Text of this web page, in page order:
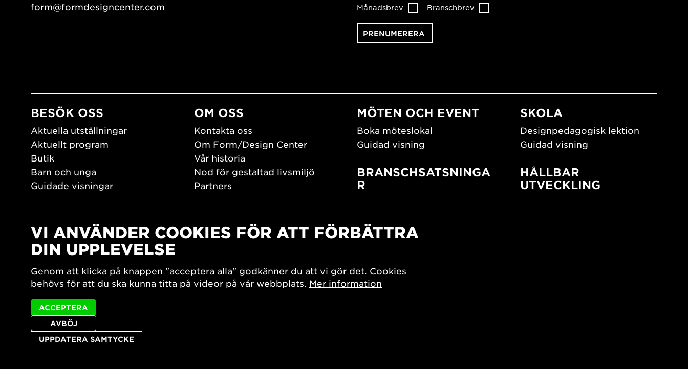
form@formdesigncenter.com
Månadsbrev Branschbrev
BESÖK OSS
Aktuella utställningar
Aktuellt program
Butik
Barn och unga
Guidade visningar
Öppettider
OM OSS
Kontakta oss
Om Form/Design Center
Vår historia
Nod för gestaltad livsmiljö
Partners
PLAY
Filmarkiv
MÖTEN OCH EVENT
Boka möteslokal
Guidad visning
BRANSCHSATSNINGA
R
Southern Sweden Design
Arkitekturdagarna
7x Konsthantverk
SKOLA
Designpedagogisk lektion
Guidad visning
HÅLLBAR
UTVECKLING
VI ANVÄNDER COOKIES FÖR ATT FÖRBÄTTRA
DIN UPPLEVELSE
Genom att klicka på knappen "acceptera alla" godkänner du att vi gör det. Cookies
behövs för att du ska kunna titta på videor på vår webbplats. Mer information
UPPDATERA SAMTYCKE
AVBÖJ
ACCEPTERA